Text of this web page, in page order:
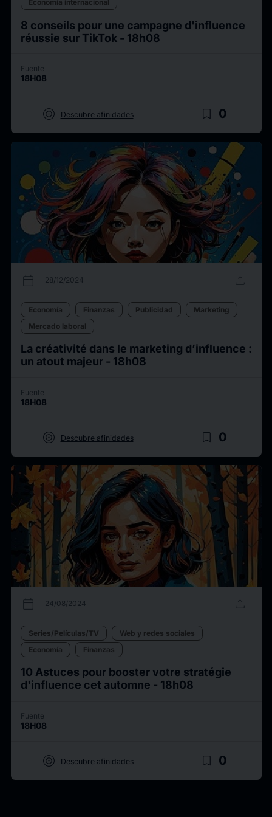
Economía internacional
8 conseils pour une campagne d'influence
réussie sur TikTok - 18h08
Fuente
18H08
target Descubre afinidades bookmark_border 0
calendar_today 28/12/2024 upload
Economía Finanzas Publicidad
Marketing
Mercado laboral
La créativité dans le marketing d’influence :
un atout majeur - 18h08
Fuente
18H08
target Descubre afinidades bookmark_border 0
calendar_today 24/08/2024 upload
Series/Películas/TV
Web y redes sociales
Economía
Finanzas
10 Astuces pour booster votre stratégie
d'influence cet automne - 18h08
Fuente
18H08
target Descubre afinidades bookmark_border 0